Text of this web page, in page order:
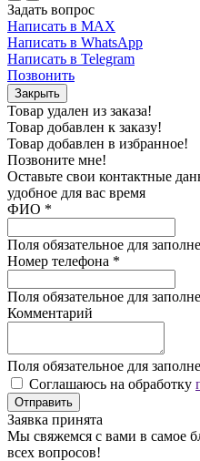
Задать вопрос
Написать в MAX
Написать в WhatsApp
Написать в Telegram
Позвонить
Закрыть
Товар удален из заказа!
Товар добавлен к заказу!
Товар добавлен в избранное!
Позвоните мне!
Оставьте свои контактные
удобное для вас время
ФИО *
Поля обязательное для
Номер телефона *
Поля обязательное для
Комментарий
Поля обязательное для
Соглашаюсь на обработку
Отправить
Заявка принята
Мы свяжемся с вами в самое
всех вопросов!